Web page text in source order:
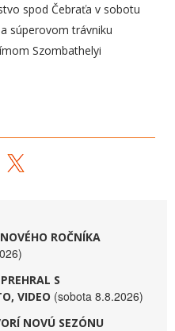
spod Čebraťa v sobotu
súperovom trávniku
Szombathelyi
ROČNÍKA
S
VIDEO (sobota 8.8.2026)
NOVÚ SEZÓNU